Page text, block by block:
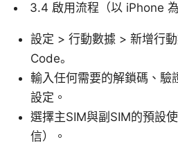
3.4 啟用流程（以 iPhone 為
設定 > 行動數據 > 新增行
Code。
輸入任何需要的解鎖碼、驗
設定。
選擇主SIM與副SIM的預設
信）。